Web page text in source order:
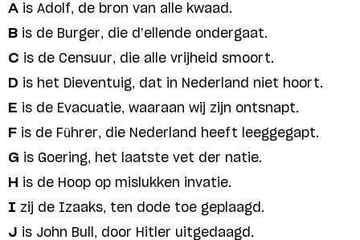
A is Adolf, de bron van alle kwaad.
B is de Burger, die d’ellende ondergaat.
C is de Censuur, die alle vrijheid smoort.
D is het Dieventuig, dat in Nederland niet hoort.
E is de Evacuatie, waaraan wij zijn ontsnapt.
F is de Führer, die Nederland heeft leeggegapt.
G is Goering, het laatste vet der natie.
H is de Hoop op mislukken invatie.
I zij de Izaaks, ten dode toe geplaagd.
J is John Bull, door Hitler uitgedaagd.